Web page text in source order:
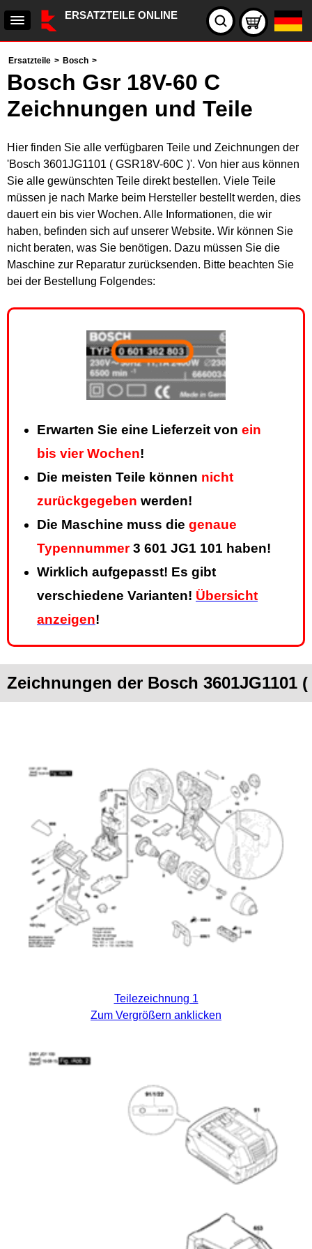
ERSATZTEILE ONLINE
Ersatzteile > Bosch >
Bosch Gsr 18V-60 C
Zeichnungen und Teile
Hier finden Sie alle verfügbaren Teile und Zeichnungen der
'Bosch 3601JG1101 ( GSR18V-60C )'. Von hier aus können
Sie alle gewünschten Teile direkt bestellen. Viele Teile
müssen je nach Marke beim Hersteller bestellt werden, dies
dauert ein bis vier Wochen. Alle Informationen, die wir
haben, befinden sich auf unserer Website. Wir können Sie
nicht beraten, was Sie benötigen. Dazu müssen Sie die
Maschine zur Reparatur zurücksenden. Bitte beachten Sie
bei der Bestellung Folgendes:
Erwarten Sie eine Lieferzeit von ein
bis vier Wochen!
Die meisten Teile können nicht
zurückgegeben werden!
Die Maschine muss die genaue
Typennummer3 601 JG1 101 haben!
Wirklich aufgepasst! Es gibt
verschiedene Varianten! Übersicht
anzeigen!
Zeichnungen der Bosch 3601JG1101 (
Teilezeichnung 1
Zum Vergrößern anklicken